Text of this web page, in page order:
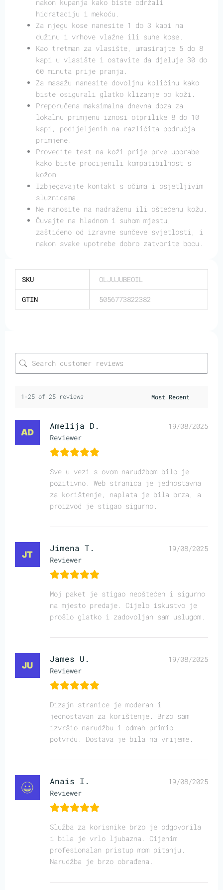
nakon kupanja kako biste održali
hidrataciju i mekoću.
Za njegu kose nanesite 1 do 3 kapi na
dužinu i vrhove vlažne ili suhe kose.
Kao tretman za vlasište, umasirajte 5 do 8
kapi u vlasište i ostavite da djeluje 30 do
60 minuta prije pranja.
Za masažu nanesite dovoljnu količinu kako
biste osigurali glatko klizanje po koži.
Preporučena maksimalna dnevna doza za
lokalnu primjenu iznosi otprilike 8 do 10
kapi, podijeljenih na različita područja
primjene.
Provedite test na koži prije prve uporabe
kako biste procijenili kompatibilnost s
kožom.
Izbjegavajte kontakt s očima i osjetljivim
sluznicama.
Ne nanosite na nadraženu ili oštećenu kožu.
Čuvajte na hladnom i suhom mjestu,
zaštićeno od izravne sunčeve svjetlosti, i
nakon svake upotrebe dobro zatvorite bocu.
SKU OLJUJUBEOIL
GTIN 5056773822382
1-25 of 25 reviews
Amelija D.
Reviewer
19/08/2025
Sve u vezi s ovom narudžbom bilo je
pozitivno. Web stranica je jednostavna
za korištenje, naplata je bila brza, a
proizvod je stigao sigurno.
Jimena T.
Reviewer
19/08/2025
Moj paket je stigao neoštećen i sigurno
na mjesto predaje. Cijelo iskustvo je
prošlo glatko i zadovoljan sam uslugom.
James U.
Reviewer
19/08/2025
Dizajn stranice je moderan i
jednostavan za korištenje. Brzo sam
izvršio narudžbu i odmah primio
potvrdu. Dostava je bila na vrijeme.
Anais I.
Reviewer
19/08/2025
Služba za korisnike brzo je odgovorila
i bila je vrlo ljubazna. Cijenim
profesionalan pristup mom pitanju.
Narudžba je brzo obrađena.